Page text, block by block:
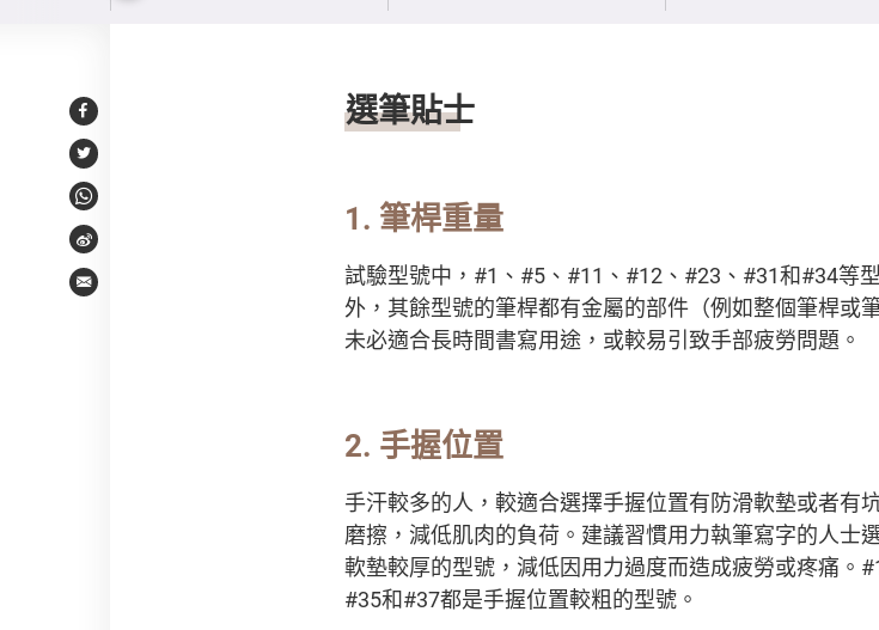
Facebook
Twitter
WhatsApp
Weibo
Email
選筆貼士
1. 筆桿重量
試驗型號中，#1、#5、#11、#12、#23、#31和#34等
外，其餘型號的筆桿都有金屬的部件（例如整個筆桿或
未必適合長時間書寫用途，或較易引致手部疲勞問題。
2. 手握位置
手汗較多的人，較適合選擇手握位置有防滑軟墊或者有
磨擦，減低肌肉的負荷。建議習慣用力執筆寫字的人士
軟墊較厚的型號，減低因用力過度而造成疲勞或疼痛。
#35和#37都是手握位置較粗的型號。